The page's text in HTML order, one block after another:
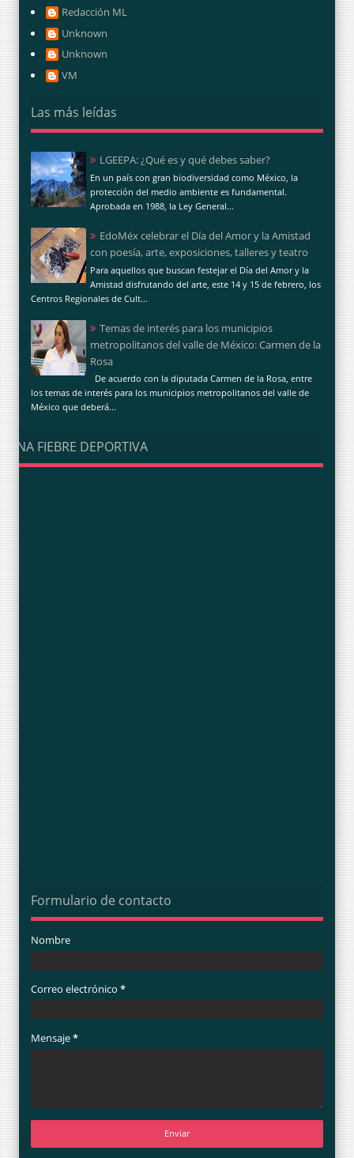
Redacción ML
Unknown
Unknown
VM
Las más leídas
LGEEPA: ¿Qué es y qué debes saber?
En un país con gran biodiversidad como México, la
protección del medio ambiente es fundamental.
Aprobada en 1988, la Ley General...
EdoMéx celebrar el Día del Amor y la Amistad
con poesía, arte, exposiciones, talleres y teatro
Para aquellos que buscan festejar el Día del Amor y la
Amistad disfrutando del arte, este 14 y 15 de febrero, los
Centros Regionales de Cult...
Temas de interés para los municipios
metropolitanos del valle de México: Carmen de la
Rosa
De acuerdo con la diputada Carmen de la Rosa, entre
los temas de interés para los municipios metropolitanos del valle de
México que deberá...
UNA FIEBRE DEPORTIVA
Formulario de contacto
Nombre
Correo electrónico *
Mensaje*